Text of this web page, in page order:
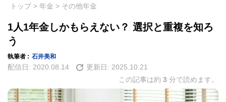
トップ> 年金 > その他年金
1人1年金しかもらえない？ 選択と重複を知ろ
う
執筆者 : 石井美和
配信日: 2020.08.14 更新日: 2025.10.21
この記事は約 3 分で読めます。